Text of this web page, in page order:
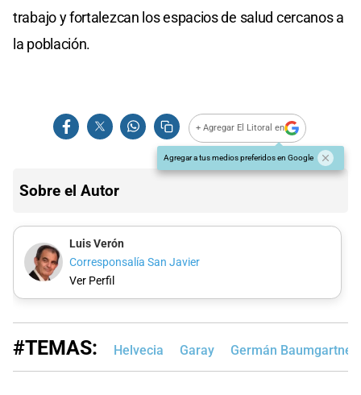
trabajo y fortalezcan los espacios de salud cercanos a
la población.
+ Agregar El Litoral en
Agregar a tus medios preferidos en Google
Sobre el Autor
Luis Verón
Corresponsalía San Javier
Ver Perfil
#TEMAS: Helvecia Garay Germán Baumgartner